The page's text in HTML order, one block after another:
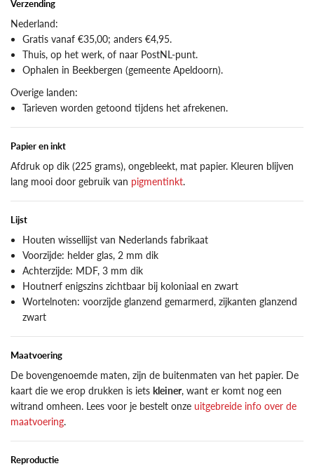
Verzending
Nederland:
Gratis vanaf €35,00; anders €4,95.
Thuis, op het werk, of naar PostNL-punt.
Ophalen in Beekbergen (gemeente Apeldoorn).
Overige landen:
Tarieven worden getoond tijdens het afrekenen.
Papier en inkt
Afdruk op dik (225 grams), ongebleekt, mat papier. Kleuren blijven
lang mooi door gebruik van pigmentinkt.
Lijst
Houten wissellijst van Nederlands fabrikaat
Voorzijde: helder glas, 2 mm dik
Achterzijde: MDF, 3 mm dik
Houtnerf enigszins zichtbaar bij koloniaal en zwart
Wortelnoten: voorzijde glanzend gemarmerd, zijkanten glanzend
zwart
Maatvoering
De bovengenoemde maten, zijn de buitenmaten van het papier. De
kaart die we erop drukken is iets kleiner, want er komt nog een
witrand omheen. Lees voor je bestelt onze uitgebreide info over de
maatvoering.
Reproductie